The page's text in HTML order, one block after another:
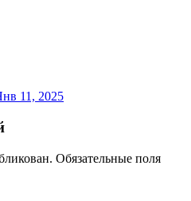
11, 2025
Обязательные поля